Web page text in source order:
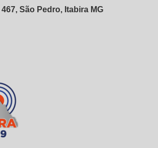
São Pedro, Itabira MG